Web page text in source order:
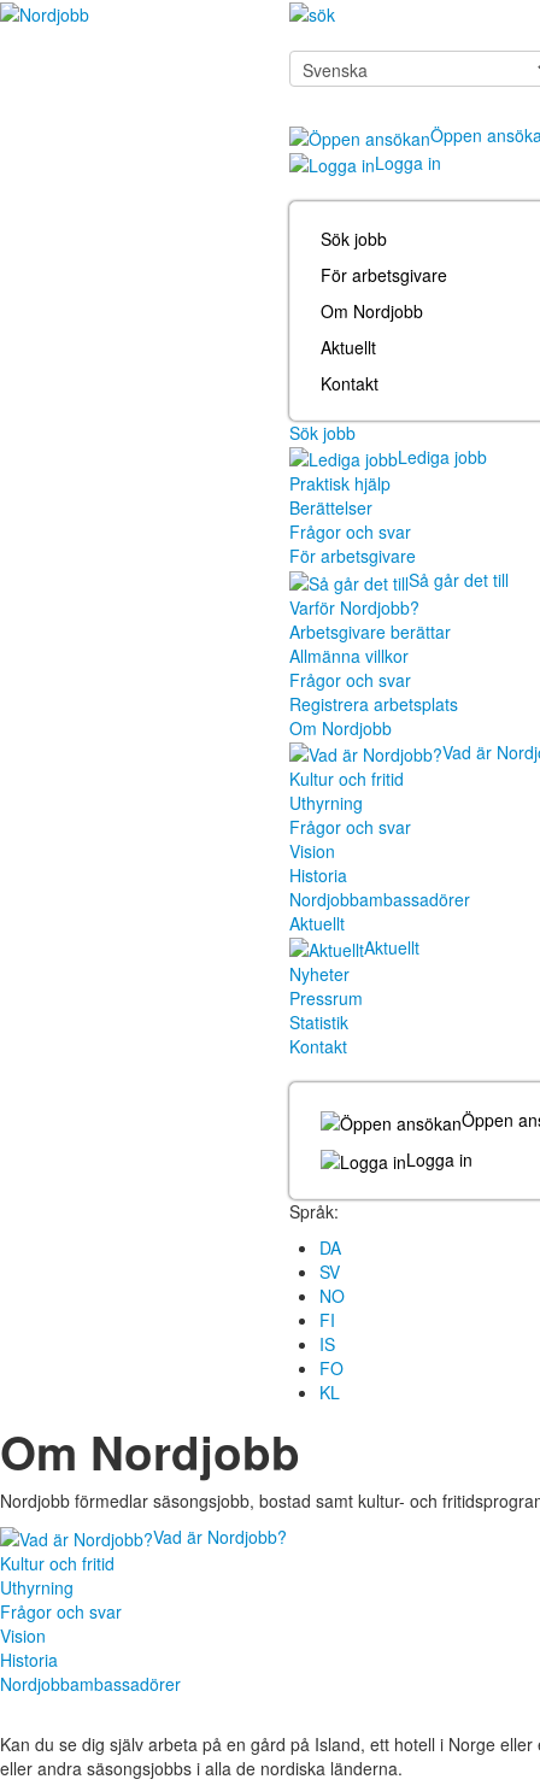
Öppen
Logga in
Sök jobb
För arbetsgivare
Om Nordjobb
Aktuellt
Kontakt
Sök jobb
Lediga jobb
Praktisk hjälp
Berättelser
Frågor och svar
För arbetsgivare
Så går det till
Varför Nordjobb?
Arbetsgivare berättar
Allmänna villkor
Frågor och svar
Registrera arbetsplats
Om Nordjobb
Vad är
Kultur och fritid
Uthyrning
Frågor och svar
Vision
Historia
Nordjobbambassadörer
Aktuellt
Aktuellt
Nyheter
Pressrum
Statistik
Kontakt
Öppen
Logga in
Språk:
DA
SV
NO
FI
IS
FO
KL
Om Nordjobb
Nordjobb förmedlar säsongsjobb, bostad samt kultur- och
Vad är Nordjobb?
Kultur och fritid
Uthyrning
Frågor och svar
Vision
Historia
Nordjobbambassadörer
Kan du se dig själv arbeta på en gård på Island, ett hotell i Norge
eller andra säsongsjobbs i alla de nordiska länderna.